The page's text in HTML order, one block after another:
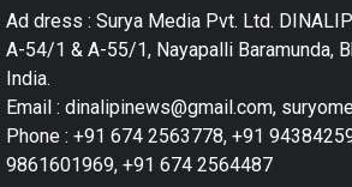
Ad dress : Surya Media Pvt. Ltd.
A-54/1 & A-55/1, Nayapalli Baramunda,
India.
Email : dinalipinews@gmail.com,
Phone : +91 674 2563778, +91
9861601969, +91 674 2564487